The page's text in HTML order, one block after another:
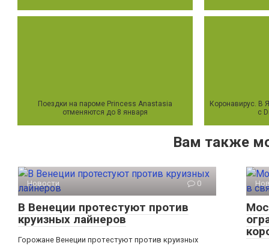
Поездки на пароме Princess Anastasia
отменяются до 8 января
Коронавирус. В
с
Вам также
Новости 0
В Венеции протестуют против
круизных лайнеров
Горожане Венеции протестуют против круизных